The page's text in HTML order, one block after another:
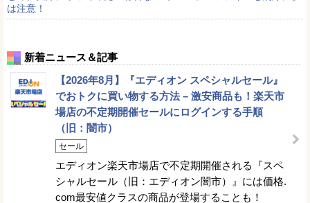
は注意！
新着ニュース＆記事
【2026年8月】『エディオン スペシャルセール』
でおトクに買い物する方法 – 激安商品も！楽天市
場店の不定期開催セールにログインする手順
（旧：闇市）
セール
エディオン楽天市場店で不定期開催される『スペ
シャルセール（旧：エディオン闇市）』には価格.
com最安値クラスの商品が登場することも！